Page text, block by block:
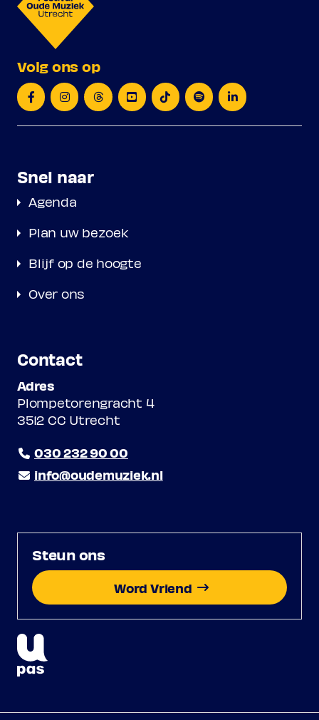
Volg ons op
Snel naar
Agenda
Plan uw bezoek
Blijf op de hoogte
Over ons
Contact
Adres
Plompetorengracht 4
3512 CC Utrecht
030 232 90 00
info@oudemuziek.nl
Steun ons
Word Vriend